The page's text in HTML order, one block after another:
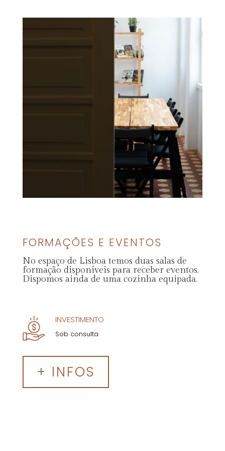
FORMAÇÕES E EVENTOS
No espaço de Lisboa temos duas salas de
formação disponíveis para receber eventos.
Dispomos ainda de uma cozinha equipada.
INVESTIMENTO
Sob consulta
+ INFOS